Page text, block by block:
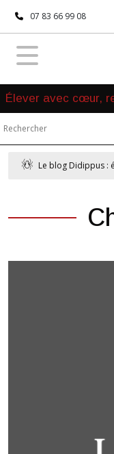
07 83 66 99 08
Élever avec cœur,
Le blog Didippus :